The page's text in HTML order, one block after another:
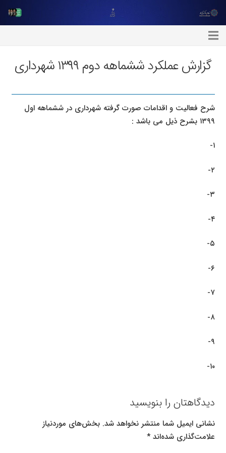
گزارش عملکرد ششماهه دوم ۱۳۹۹ شهرداری
شرح فعالیت و اقدامات صورت گرفته شهرداری در ششماهه اول
۱۳۹۹ بشرح ذیل می باشد :
۱-
۲-
۳-
۴-
۵-
۶-
۷-
۸-
۹-
۱۰-
دیدگاهتان را بنویسید
نشانی ایمیل شما منتشر نخواهد شد. بخش‌های موردنیاز
علامت‌گذاری شده‌اند*